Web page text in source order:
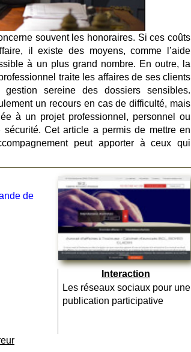
souvent les honoraires. Si ces coûts
il existe des moyens, comme l’aide
à un plus grand nombre. En outre, la
traite les affaires de ses clients
sereine des dossiers sensibles.
un recours en cas de difficulté, mais
à un projet professionnel, personnel ou
Cet article a permis de mettre en
peut apporter à ceux qui
de
Interaction
Les réseaux sociaux pour une
publication participative